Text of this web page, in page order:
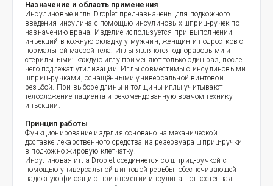
Назначение и область применения
Инсулиновые иглы Droplet предназначены для подкожного
введения инсулина с помощью инсулиновых шприц‑ручек по
назначению врача. Изделие используется при выполнении
инъекций в кожную складку у мужчин, женщин и подростков с
нормальной массой тела. Иглы являются одноразовыми и
стерильными: каждую иглу применяют только один раз, после
чего подлежат утилизации. Иглы совместимы с инсулиновыми
шприц‑ручками, оснащёнными универсальной винтовой
резьбой. При выборе длины и толщины иглы учитывают
телосложение пациента и рекомендованную врачом технику
инъекции.
Принцип работы
Функционирование изделия основано на механической
доставке лекарственного средства из резервуара шприц-ручки
в подкожно-жировую клетчатку.
Инсулиновая игла Droplet соединяется со шприц‑ручкой с
помощью универсальной винтовой резьбы, обеспечивающей
надёжную фиксацию при введении инсулина. Тонкостенная